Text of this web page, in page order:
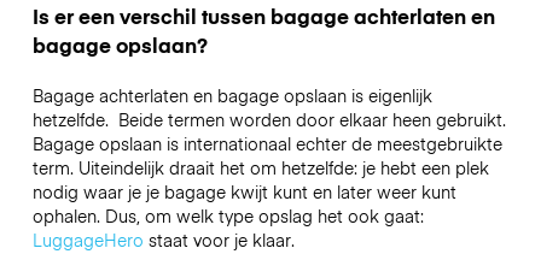
Is er een verschil tussen bagage achterlaten en
bagage opslaan?
Bagage achterlaten en bagage opslaan is eigenlijk
hetzelfde. Beide termen worden door elkaar heen gebruikt.
Bagage opslaan is internationaal echter de meestgebruikte
term. Uiteindelijk draait het om hetzelfde: je hebt een plek
nodig waar je je bagage kwijt kunt en later weer kunt
ophalen. Dus, om welk type opslag het ook gaat:
LuggageHero staat voor je klaar.